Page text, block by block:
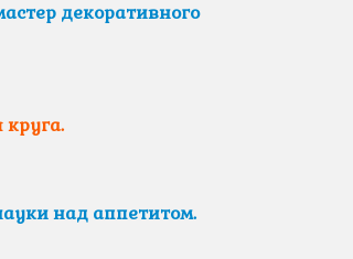
декоративного
над аппетитом.